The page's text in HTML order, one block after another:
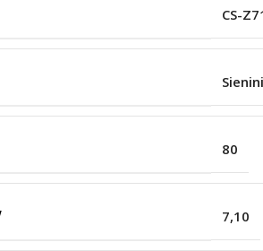
CS-
80
7,10